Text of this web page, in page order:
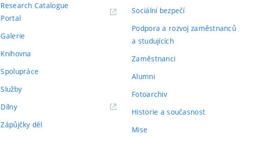
Research Catalogue
Portal
Galerie
Knihovna
Spolupráce
Služby
Dílny
Zápůjčky děl
Sociální bezpečí
Podpora a rozvoj zaměstnanců
a studujících
Zaměstnanci
Alumni
Fotoarchiv
Historie a současnost
Mise